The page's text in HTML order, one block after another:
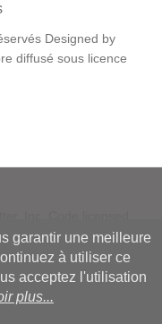
Designed by
diffusé sous licence
1.1.
garantir une meilleure
à utiliser ce
acceptez l'utilisation
plus...